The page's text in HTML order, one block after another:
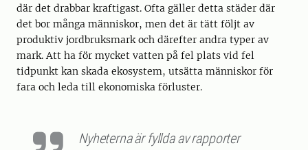
där det drabbar kraftigast. Ofta gäller detta städer där
det bor många människor, men det är tätt följt av
produktiv jordbruksmark och därefter andra typer av
mark. Att ha för mycket vatten på fel plats vid fel
tidpunkt kan skada ekosystem, utsätta människor för
fara och leda till ekonomiska förluster.
Nyheterna är fyllda av rapporter